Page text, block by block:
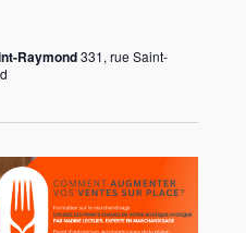
Raymond331, rue Saint-